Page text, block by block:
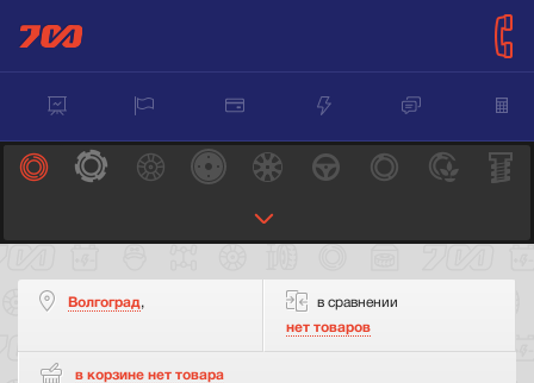
Волгоград,
в сравнении
нет товаров
в корзине нет товара